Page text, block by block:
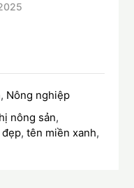
, Nông nghiệp
nông sản,
,tên miền xanh,